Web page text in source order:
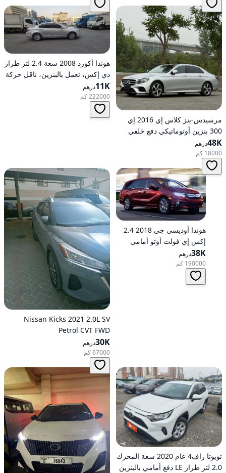
مرسيدس-بنز كلاس إي 2016 إي
300 بنزين أوتوماتيكي دفع خلفي
48Kدرهم
18000 كم
هوندا أكورد 2008 سعة 2.4 لتر طراز
دي إكس، تعمل بالبنزين، ناقل حركة
أوتوماتيكي، دفع أمامي
11Kدرهم
222000 كم
هوندا أوديسي جي 2018 2.4
إكس إي فولت أوتو أمامي
الدفع
38Kدرهم
190000 كم
Nissan Kicks 2021 2.0L SV
Petrol CVT FWD
30Kدرهم
67000 كم
تويوتا راف4 عام 2020 سعة المحرك
2.0 لتر طراز LE دفع أمامي بالبنزين